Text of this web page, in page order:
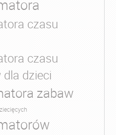
czasu
czasu
dzieci
zabaw